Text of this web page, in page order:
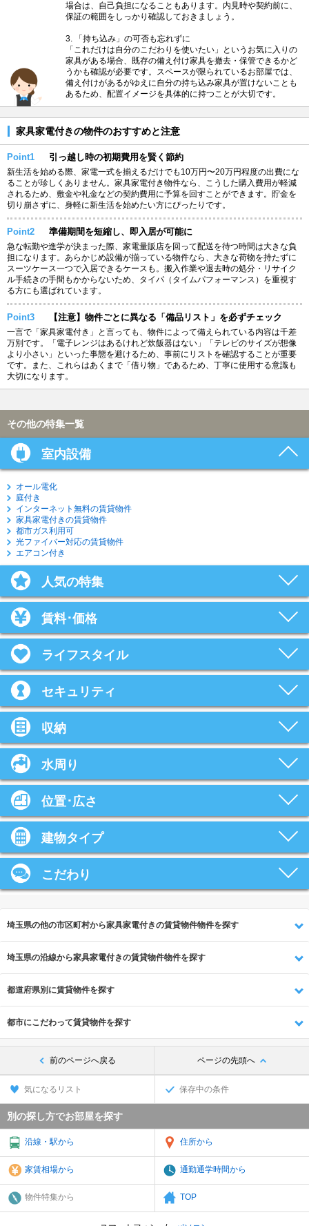
場合は、自己負担になることもあります。内見時や契約前に、
保証の範囲をしっかり確認しておきましょう。
3. 「持ち込み」の可否も忘れずに
「これだけは自分のこだわりを使いたい」というお気に入りの
家具がある場合、既存の備え付け家具を撤去・保管できるかど
うかも確認が必要です。スペースが限られているお部屋では、
備え付けがあるがゆえに自分の持ち込み家具が置けないことも
あるため、配置イメージを具体的に持つことが大切です。
家具家電付きの物件のおすすめと注意
Point1 引っ越し時の初期費用を賢く節約
新生活を始める際、家電一式を揃えるだけでも10万円〜20万円程度の出費にな
ることが珍しくありません。家具家電付き物件なら、こうした購入費用が軽減
されるため、敷金や礼金などの契約費用に予算を回すことができます。貯金を
切り崩さずに、身軽に新生活を始めたい方にぴったりです。
Point2 準備期間を短縮し、即入居が可能に
急な転勤や進学が決まった際、家電量販店を回って配送を待つ時間は大きな負
担になります。あらかじめ設備が揃っている物件なら、大きな荷物を持たずに
スーツケース一つで入居できるケースも。搬入作業や退去時の処分・リサイク
ル手続きの手間もかからないため、タイパ（タイムパフォーマンス）を重視す
る方にも選ばれています。
Point3 【注意】物件ごとに異なる「備品リスト」を必ずチェック
一言で「家具家電付き」と言っても、物件によって備えられている内容は千差
万別です。「電子レンジはあるけれど炊飯器はない」「テレビのサイズが想像
より小さい」といった事態を避けるため、事前にリストを確認することが重要
です。また、これらはあくまで「借り物」であるため、丁寧に使用する意識も
大切になります。
その他の特集一覧
室内設備
オール電化
庭付き
インターネット無料の賃貸物件
家具家電付きの賃貸物件
都市ガス利用可
光ファイバー対応の賃貸物件
エアコン付き
人気の特集
賃料･価格
ライフスタイル
セキュリティ
収納
水周り
位置･広さ
建物タイプ
こだわり
埼玉県の他の市区町村から家具家電付きの賃貸物件物件を探す
埼玉県の沿線から家具家電付きの賃貸物件物件を探す
都道府県別に賃貸物件を探す
都市にこだわって賃貸物件を探す
前のページへ戻る ページの先頭へ
気になるリスト 保存中の条件
別の探し方でお部屋を探す
沿線・駅から 住所から
家賃相場から 通勤通学時間から
物件特集から TOP